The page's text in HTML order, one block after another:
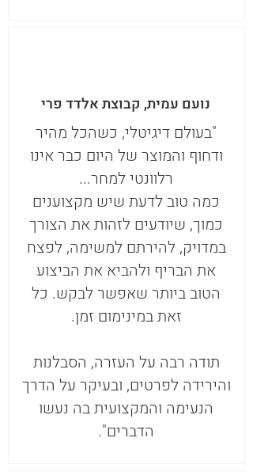
"בעולם דיגיטלי, כשהכל מהיר
ודחוף והמוצר של היום כבר אינו
רלוונטי למחר...
כמה טוב לדעת שיש מקצוענים
כמוך, שיודעים לזהות את הצורך
במדויק, להירתם למשימה, לפצח
את הבריף ולהביא את הביצוע
הטוב ביותר שאפשר לבקש. כל
זאת במינימום זמן.
תודה רבה על העזרה, הסבלנות
והירידה לפרטים, ובעיקר על הדרך
הנעימה והמקצועית בה נעשו
הדברים".
נועם עמית, קבוצת אלדד פרי